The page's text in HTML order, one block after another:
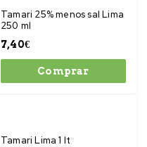
Tamari 25% menos sal Lima
250 ml
7,40€
Comprar
Tamari Lima 1 lt